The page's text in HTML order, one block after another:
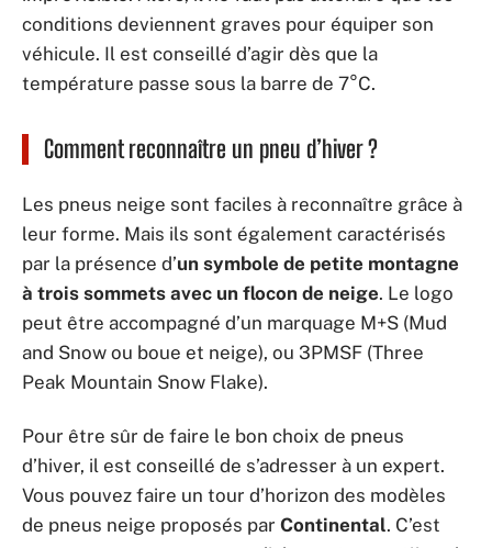
conditions deviennent graves pour équiper son
véhicule. Il est conseillé d’agir dès que la
température passe sous la barre de 7°C.
Comment reconnaître un pneu d’hiver ?
Les pneus neige sont faciles à reconnaître grâce à
leur forme. Mais ils sont également caractérisés
par la présence d’un symbole de petite montagne
à trois sommets avec un flocon de neige. Le logo
peut être accompagné d’un marquage M+S (Mud
and Snow ou boue et neige), ou 3PMSF (Three
Peak Mountain Snow Flake).
Pour être sûr de faire le bon choix de pneus
d’hiver, il est conseillé de s’adresser à un expert.
Vous pouvez faire un tour d’horizon des modèles
de pneus neige proposés par Continental. C’est